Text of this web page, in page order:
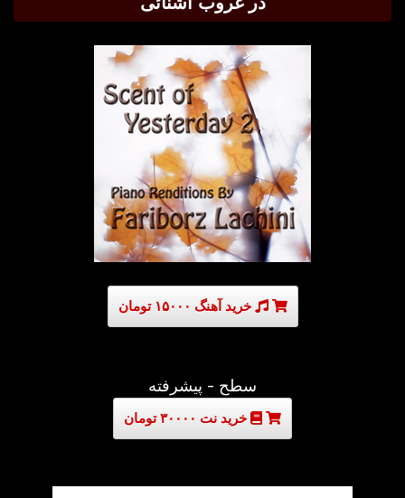
خرید آهنگ ۱۵۰۰۰ تومان
سطح - پیشرفته
خرید نت ۳۰۰۰۰ تومان